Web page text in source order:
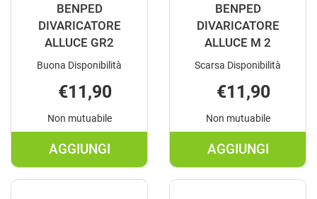
BENPED
DIVARICATORE
ALLUCE GR2
Buona Disponibilità
€11,90
Non mutuabile
AGGIUNGI
AGGIUNGI BENPED
DIVARICATORE
BENPED
DIVARICATORE
ALLUCE M 2
Scarsa Disponibilità
€11,90
Non mutuabile
AGGIUNGI
AGGIUNGI